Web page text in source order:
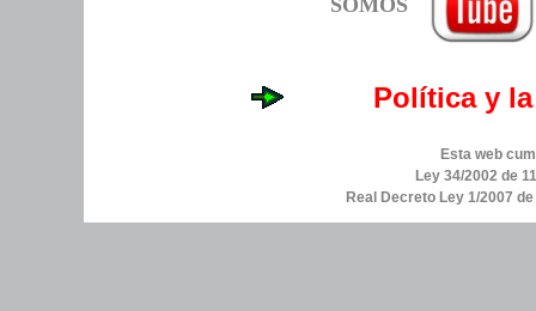
Política y
Esta web
Ley 34/2002 de
Real Decreto Ley 1/2007